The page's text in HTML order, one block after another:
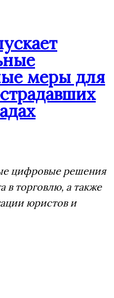
меры для
цифровые решения
в торговлю, а также
юристов и